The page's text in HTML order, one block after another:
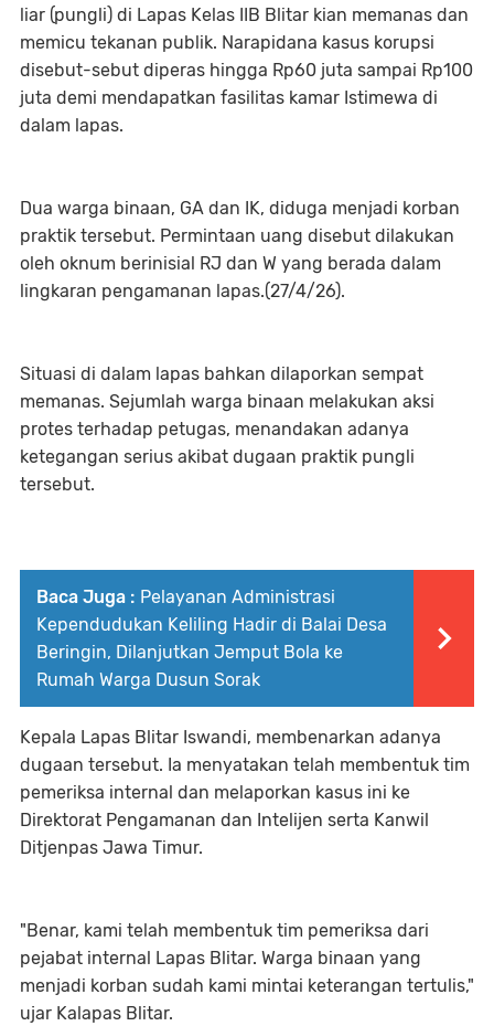
liar (pungli) di Lapas Kelas IIB Blitar kian memanas dan
memicu tekanan publik. Narapidana kasus korupsi
disebut-sebut diperas hingga Rp60 juta sampai Rp100
juta demi mendapatkan fasilitas kamar Istimewa di
dalam lapas.
Dua warga binaan, GA dan IK, diduga menjadi korban
praktik tersebut. Permintaan uang disebut dilakukan
oleh oknum berinisial RJ dan W yang berada dalam
lingkaran pengamanan lapas.(27/4/26).
Situasi di dalam lapas bahkan dilaporkan sempat
memanas. Sejumlah warga binaan melakukan aksi
protes terhadap petugas, menandakan adanya
ketegangan serius akibat dugaan praktik pungli
tersebut.
Baca Juga : Pelayanan Administrasi
Kependudukan Keliling Hadir di Balai Desa
Beringin, Dilanjutkan Jemput Bola ke
Rumah Warga Dusun Sorak
Kepala Lapas Blitar Iswandi, membenarkan adanya
dugaan tersebut. Ia menyatakan telah membentuk tim
pemeriksa internal dan melaporkan kasus ini ke
Direktorat Pengamanan dan Intelijen serta Kanwil
Ditjenpas Jawa Timur.
"Benar, kami telah membentuk tim pemeriksa dari
pejabat internal Lapas Blitar. Warga binaan yang
menjadi korban sudah kami mintai keterangan tertulis,"
ujar Kalapas Blitar.